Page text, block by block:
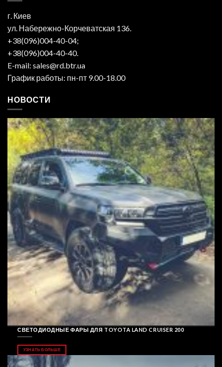
г. Киев
ул. Набережно-Корчеватская 136.
+38(096)004-40-04;
+38(096)004-40-40.
E-mail: sales@rd.btr.ua
График работы: пн-пт 9.00-18.00
НОВОСТИ
СВЕТОДИОДНЫЕ ФАРЫ ДЛЯ TOYOTA LAND CRUISER 200
УЗНАТЬ БОЛЬШЕ